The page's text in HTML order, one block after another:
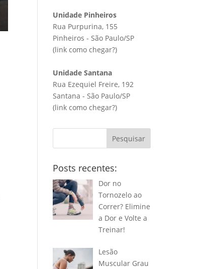
Unidade Pinheiros
Rua Purpurina, 155
Pinheiros - São Paulo/SP
(linkcomo chegar?)
Unidade Santana
Rua Ezequiel Freire, 192
Santana - São Paulo/SP
(linkcomo chegar?)
Pesquisar
Posts recentes:
Dor no
Tornozelo ao
Correr? Elimine
a Dor e Volte a
Treinar!
Lesão
Muscular Grau